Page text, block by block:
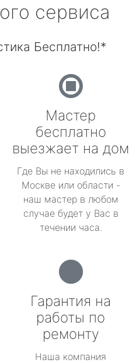
сервиса
Бесплатно!*
Мастер
бесплатно
выезжает на дом
Где Вы не находились в
Москве или области -
наш мастер в любом
случае будет у Вас в
течении часа.
Гарантия на
работы по
ремонту
Наша компания